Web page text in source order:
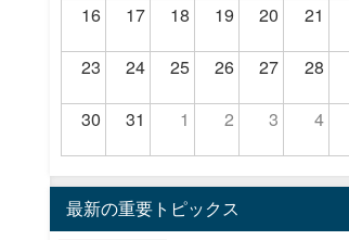
16 17 18 19 20 21
23 24 25 26 27 28
30 31 1 2 3 4
最新の重要トピックス